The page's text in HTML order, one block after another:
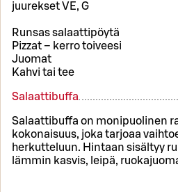
juurekset VE, G
Runsas salaattipöytä
Pizzat – kerro toiveesi
Juomat
Kahvi tai tee
Salaattibuffa
Salaattibuffa on monipuolinen
kokonaisuus, joka tarjoaa
herkutteluun. Hintaan sisältyy
lämmin kasvis, leipä,